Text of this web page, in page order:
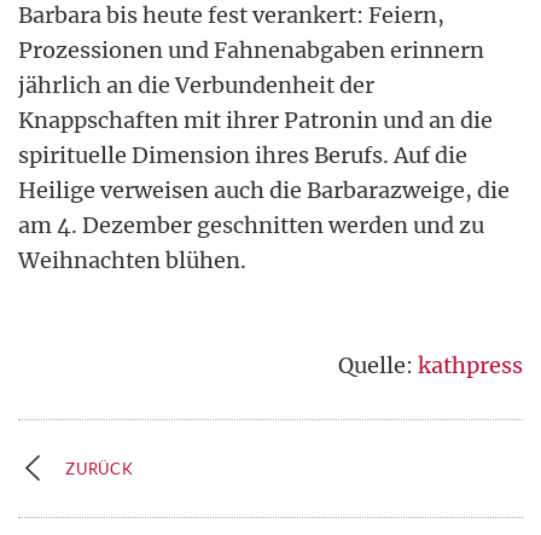
Barbara bis heute fest verankert: Feiern,
Prozessionen und Fahnenabgaben erinnern
jährlich an die Verbundenheit der
Knappschaften mit ihrer Patronin und an die
spirituelle Dimension ihres Berufs. Auf die
Heilige verweisen auch die Barbarazweige, die
am 4. Dezember geschnitten werden und zu
Weihnachten blühen.
Quelle: kathpress
ZURÜCK